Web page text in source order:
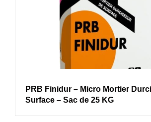
PRB Finidur – Micro Mortier
Surface – Sac de 25 KG